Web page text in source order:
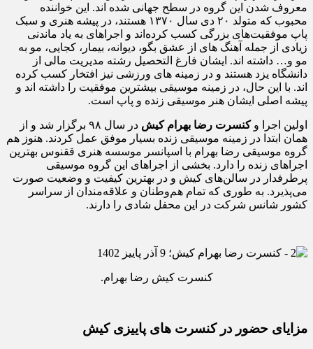
معروف شدن این گروه در سطح جهانی شده اند. این خواننده
محبوب که متولد ۲۰ دی سال ۱۳۷۰ هستند، در پیشه هنری و سبک
پاپ موفقیت‌های بزرگی کسب کرده‌اند و اجراهای به یاد ماندنی
زیادی از جمله آهنگ های از عشق بگو، دیوانه، بیمار، کجایی، مو به
مو و… داشته‌ اند. ایشان فارغ التحصیل رشته مدیریت مالی از
دانشگاه یزد هستند و در زمینه های ورزشی نیز افتخار کسب کرده
اند. با این حال، در زمینه موسیقی بیشترین موفقیت را داشته اند و
پیشه اصلی ایشان هنر موسیقی زنده و پاپ است.
اولین اجرا وکنسرت رضا بهرام کیش
در سال ۹۸ برگزار شد و از
همان ابتدا در زمینه موسیقی زنده بسیار موفق عمل کردند. هنوز هم
گروه موسیقی رضا بهرام با اسپانسر موسسه هنری ققنوس بهترین
اجراهای زنده را دارد. بخشی از اجراهای این گروه موسیقی
پرطرفدار در سالن‌های کیش و در بهترین کیفیت و وضعیت صورت
می‌پذیرد. به طوری که تمام هم‌وطنان و علاقه‌مندان از سراسر
کشور شانس شرکت در این محفل شادی را دارند.
کنسرت کیش رضا بهرام.
مزایای حضور در کنسرت های پاییزی کیش